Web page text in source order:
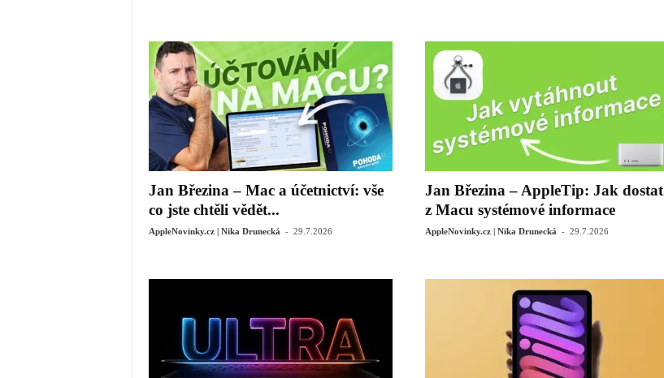
Jan Březina – Mac a účetnictví: vše
co jste chtěli vědět...
AppleNovinky.cz | Nika Drunecká - 29.7.2026
Jan Březina – AppleTip: Jak dostat
z Macu systémové informace
AppleNovinky.cz | Nika Drunecká - 29.7.2026